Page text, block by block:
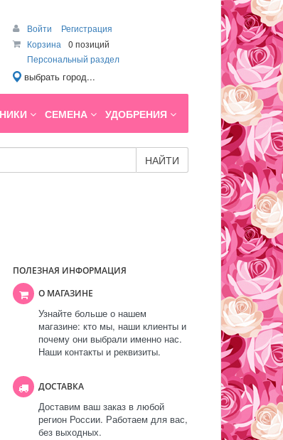
Войти
Регистрация
Корзина
0 позиций
Персональный раздел
выбрать город...
СЕМЕНА УДОБРЕНИЯ
НАЙТИ
ПОЛЕЗНАЯ ИНФОРМАЦИЯ
О МАГАЗИНЕ
Узнайте больше о нашем
магазине: кто мы, наши клиенты и
почему они выбрали именно нас.
Наши контакты и реквизиты.
ДОСТАВКА
Доставим ваш заказ в любой
регион России. Работаем для вас,
без выходных.